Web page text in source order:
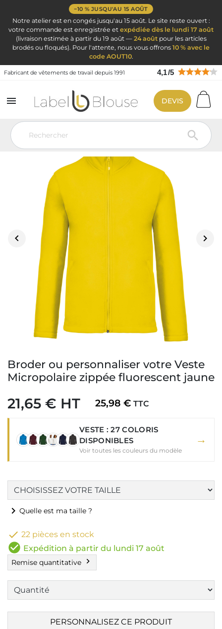
−10 % JUSQU'AU 15 AOÛT
Notre atelier est en congés jusqu'au 15 août. Le site reste ouvert :
votre commande est enregistrée et expédiée dès le lundi 17 août
(livraison estimée à partir du 19 août — 24 aoûtpour les articles
brodés ou floqués). Pour l'attente, nous vous offrons 10 % avec le
code AOUT10.
Fabricant de vêtements de travail depuis 1991 4,1/5


DEVIS
Vêtement de travail Blouse médicale
Veste et passe-couloir
 
Broder ou personnaliser votre Veste
Micropolaire zippée fluorescent jaune
21,65 € HT 25,98 € TTC
VESTE : 27 COLORIS
DISPONIBLES
Voir toutes les couleurs du modèle
→
chevron_right Quelle est ma taille ?
 22 pièces en stock
check_circle Expédition à partir du lundi 17 août
Remise quantitative chevron_right
PERSONNALISEZ CE PRODUIT